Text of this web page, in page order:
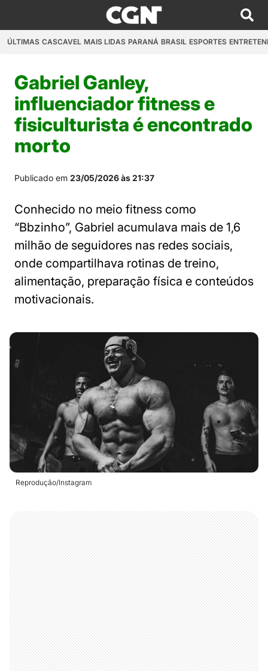
ÚLTIMAS CASCAVEL MAIS LIDAS PARANÁ BRASIL ESPORTES
Gabriel Ganley,
influenciador fitness e
fisiculturista é encontrado
morto
Publicado em 23/05/2026 às 21:37
Conhecido no meio fitness como
“Bbzinho”, Gabriel acumulava mais de 1,6
milhão de seguidores nas redes sociais,
onde compartilhava rotinas de treino,
alimentação, preparação física e conteúdos
motivacionais.
Reprodução/Instagram